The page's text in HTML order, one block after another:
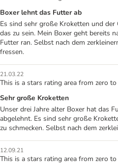
Boxer lehnt das Futter ab
Es sind sehr große Kroketten und der
das zu sein. Mein Boxer geht bereits
Futter ran. Selbst nach dem
fressen.
21.03.22
This is a stars rating area from zero
Sehr große Kroketten
Unser drei Jahre alter Boxer hat das
abgelehnt. Es sind sehr große
zu schmecken. Selbst nach dem
12.09.21
This is a stars rating area from zero